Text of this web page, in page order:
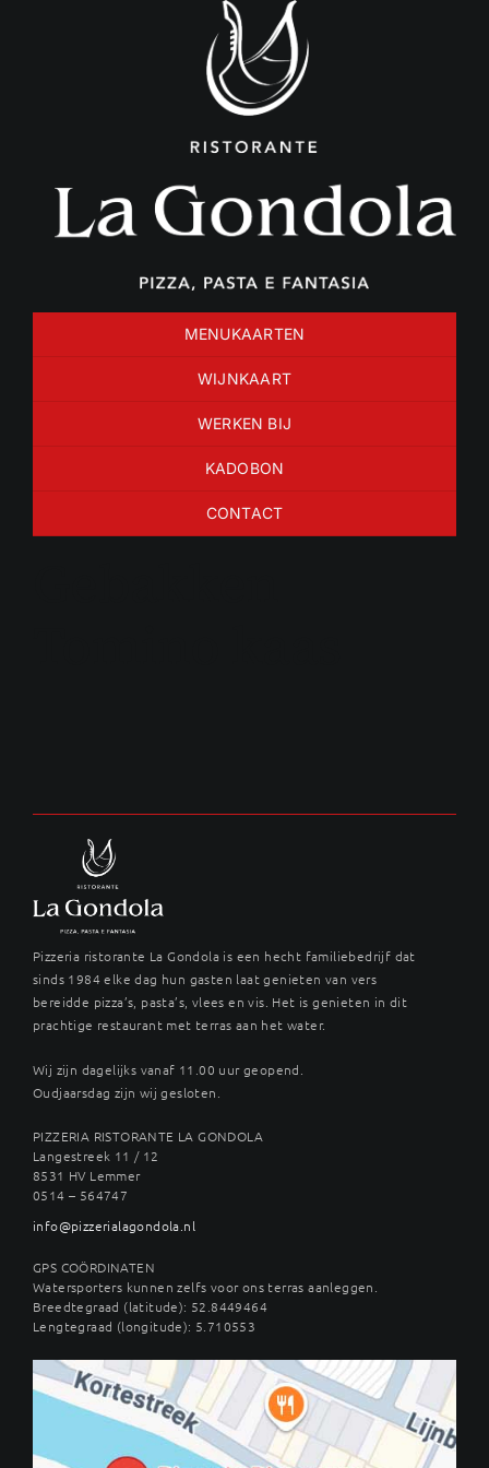
MENUKAARTEN
WIJNKAART
WERKEN BIJ
KADOBON
CONTACT
Pizzeria ristorante La Gondola is een hecht familiebedrijf dat
sinds 1984 elke dag hun gasten laat genieten van vers
bereidde pizza’s, pasta’s, vlees en vis. Het is genieten in dit
prachtige restaurant met terras aan het water.
Wij zijn dagelijks vanaf 11.00 uur geopend.
Oudjaarsdag zijn wij gesloten.
PIZZERIA RISTORANTE LA GONDOLA
Langestreek 11 / 12
8531 HV Lemmer
0514 – 564747
info@pizzerialagondola.nl
GPS COÖRDINATEN
Watersporters kunnen zelfs voor ons terras aanleggen.
Breedtegraad (latitude): 52.8449464
Lengtegraad (longitude): 5.710553